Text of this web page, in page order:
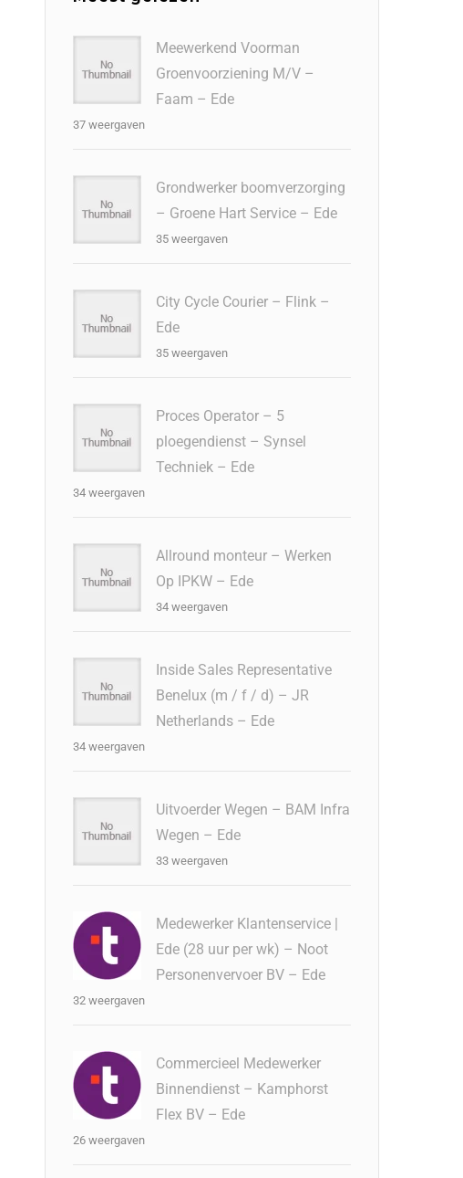
Meewerkend Voorman
Groenvoorziening M/V –
Faam – Ede
37 weergaven
Grondwerker boomverzorging
– Groene Hart Service – Ede
35 weergaven
City Cycle Courier – Flink –
Ede
35 weergaven
Proces Operator – 5
ploegendienst – Synsel
Techniek – Ede
34 weergaven
Allround monteur – Werken
Op IPKW – Ede
34 weergaven
Inside Sales Representative
Benelux (m / f / d) – JR
Netherlands – Ede
34 weergaven
Uitvoerder Wegen – BAM Infra
Wegen – Ede
33 weergaven
Medewerker Klantenservice |
Ede (28 uur per wk) – Noot
Personenvervoer BV – Ede
32 weergaven
Commercieel Medewerker
Binnendienst – Kamphorst
Flex BV – Ede
26 weergaven